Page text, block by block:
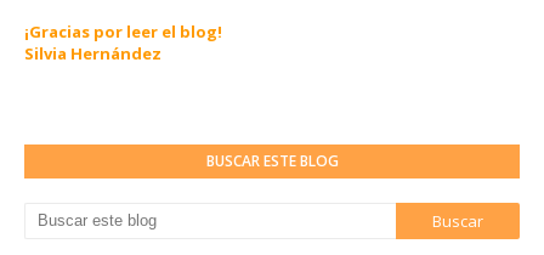
¡Gracias por leer el blog!
Silvia Hernández
BUSCAR ESTE BLOG